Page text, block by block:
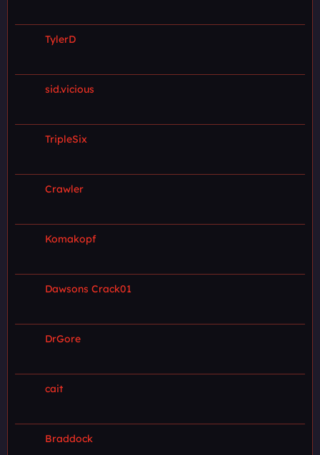
TylerD
sid.vicious
TripleSix
Crawler
Komakopf
Dawsons Crack01
DrGore
cait
Braddock